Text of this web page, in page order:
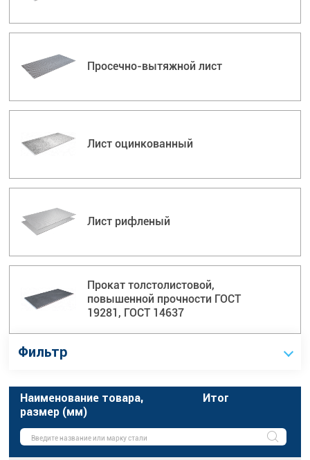
Просечно-вытяжной лист
Лист оцинкованный
Лист рифленый
Прокат толстолистовой,
повышенной прочности ГОСТ
19281, ГОСТ 14637
Фильтр
Наименование товара,
размер (мм)
Итог